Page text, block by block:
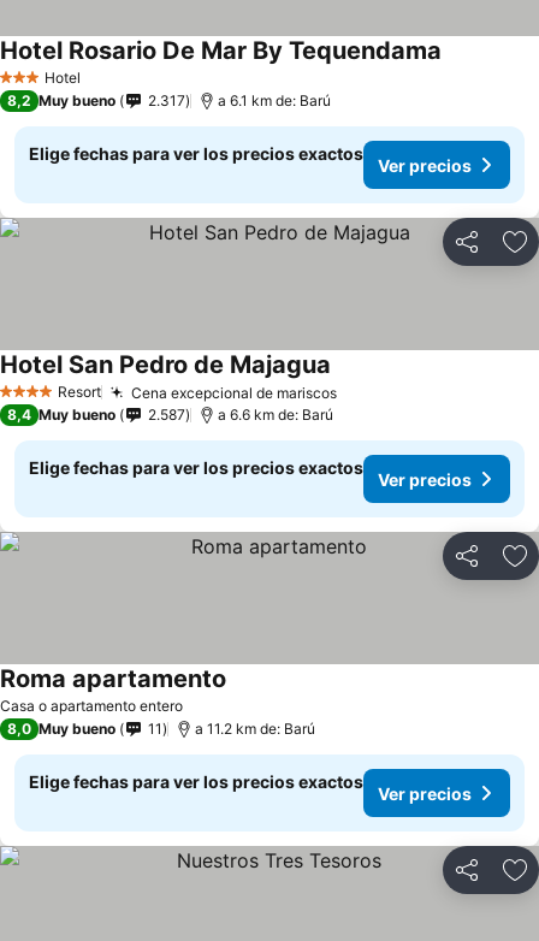
3 Estrellas
Hotel
Hotel Rosario De Mar By Tequendama
8,2 Muy bueno 2.317 a 6.1 km de: Barú
Elige fechas para ver los precios exactos
Ver precios
Compartir
4 EstrellasResort Cena excepcional de mariscosVer precios
Hotel San Pedro de Majagua
8,4 Muy bueno 2.587 a 6.6 km de: Barú
Elige fechas para ver los precios exactos
Ver precios
Compartir
Casa o apartamento entero
Roma apartamento
8,0 Muy bueno 11 a 11.2 km de: Barú
Elige fechas para ver los precios exactos
Ver precios
Compartir